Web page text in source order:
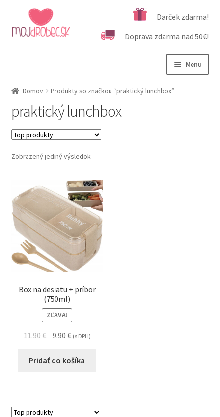
Preskočiť
na
navigáciu
Preskočiť
na
obsah
Darček zdarma!
Doprava zdarma nad 50€!
Menu
Podľa veku
Kategórie produktov
Dôležité informácie
Domov Produkty so značkou “praktický lunchbox”
praktický lunchbox
Zobrazený jediný výsledok
Box na desiatu + príbor
(750ml)
ZĽAVA!
11.90€ 9.90 € (s DPH)
Pridať do košíka